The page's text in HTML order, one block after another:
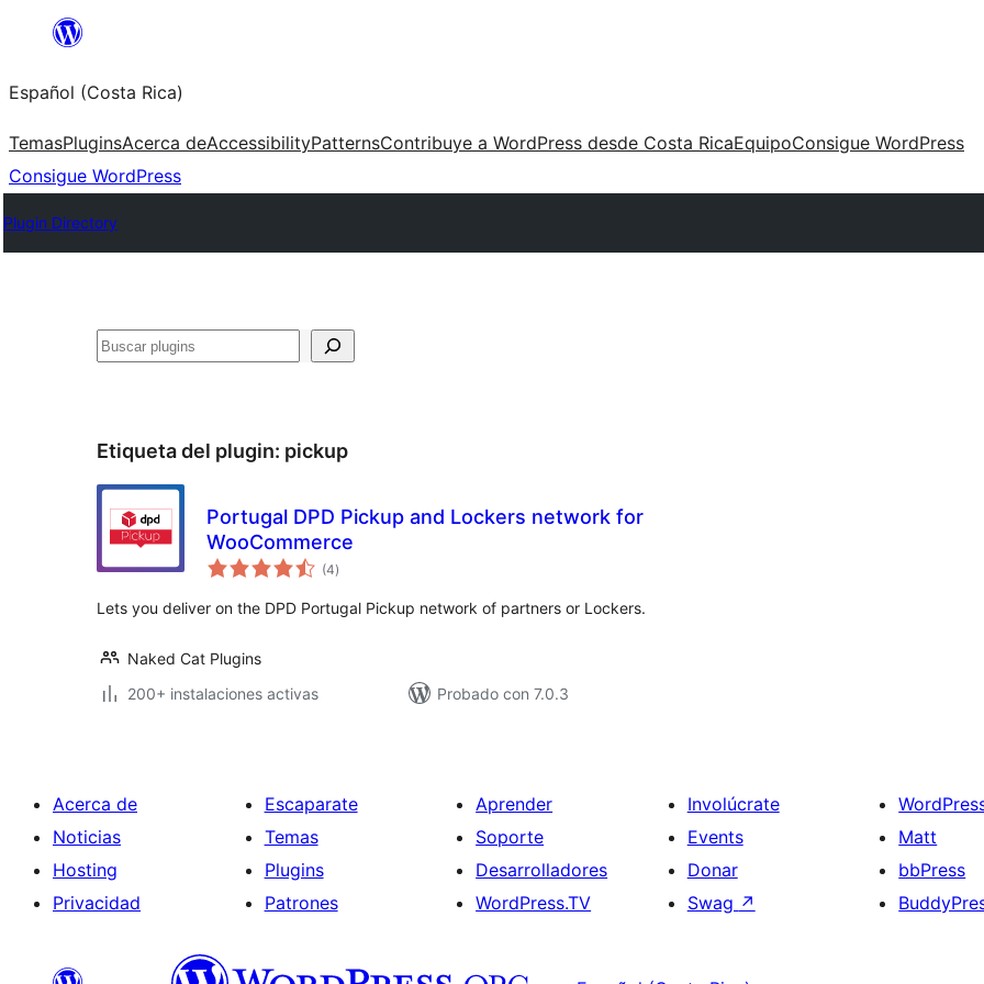
Saltar
contenido
Español (Costa Rica)
TemasPluginsAcerca deAccessibilityPatternsContribuye a WordPress desde Costa RicaEquipoConsigue WordPress
Consigue WordPress
Plugin Directory
Buscar
Etiqueta del plugin: pickup
Portugal DPD Pickup and Lockers network for
WooCommerce
(4total
de
)
Lets you deliver on the DPD Portugal Pickup network of partners or Lockers.
Naked Cat Plugins
200+ instalaciones activas
Probado con 7.0.3
Acerca de
Noticias
Hosting
Privacidad
Escaparate
Temas
Plugins
Patrones
Aprender
Soporte
Desarrolladores
WordPress.TV
Involúcrate
Events
Donar
Swag ↗
Matt
bbPress